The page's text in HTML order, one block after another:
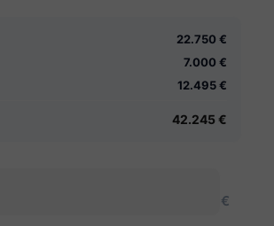
22.750 €
7.000 €
12.495 €
42.245 €
€